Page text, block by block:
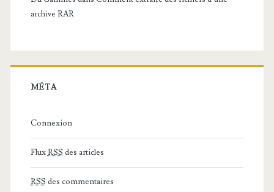
archive RAR
MÉTA
Connexion
FluxRSS des articles
RSS des commentaires